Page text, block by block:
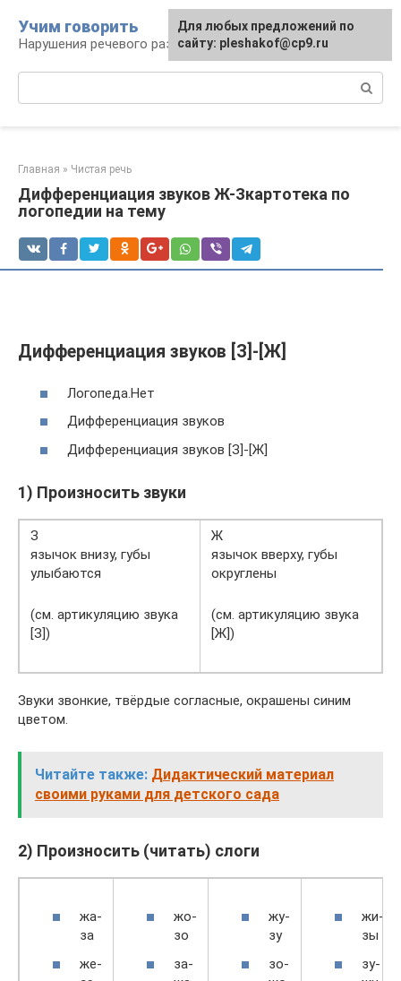
контенту
Учим говорить
Нарушения речевого развития
Главная » Чистая речь
Дифференциация звуков Ж-Зкартотека по
логопедии на тему
Дифференциация звуков [З]-[Ж]
Логопеда.Нет
Дифференциация звуков
Дифференциация звуков [З]-[Ж]
1) Произносить звуки
З
язычок внизу, губы
улыбаются
(см. артикуляцию звука
[З])
Ж
язычок вверху, губы
округлены
(см. артикуляцию звука
[Ж])
Звуки звонкие, твёрдые согласные, окрашены синим
цветом.
Читайте также: Дидактический материал
своими руками для детского сада
2) Произносить (читать) слоги
жа-
за
же-
жо-
зо
за-
жу-
зу
зо-
жи-
зы
зу-
Для любых предложений по
сайту: pleshakof@cp9.ru